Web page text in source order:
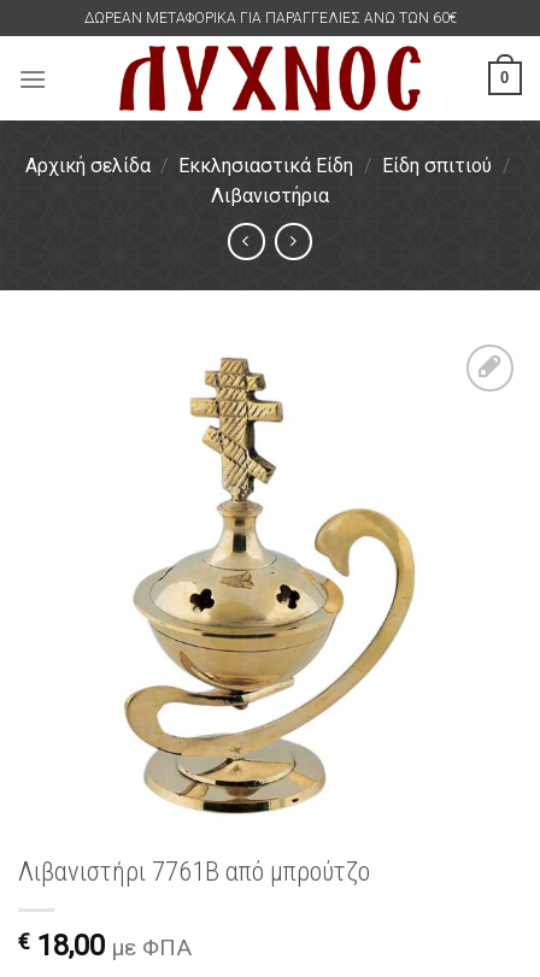
content
ΔΩΡΕΑΝ ΜΕΤΑΦΟΡΙΚΑ ΓΙΑ ΠΑΡΑΓΓΕΛΙΕΣ ΑΝΩ ΤΩΝ 60€
0
Αρχική σελίδα / Εκκλησιαστικά Είδη / Είδη σπιτιού /
Λιβανιστήρια
Λιβανιστήρι 7761B από μπρούτζο
€ 18,00 με ΦΠΑ